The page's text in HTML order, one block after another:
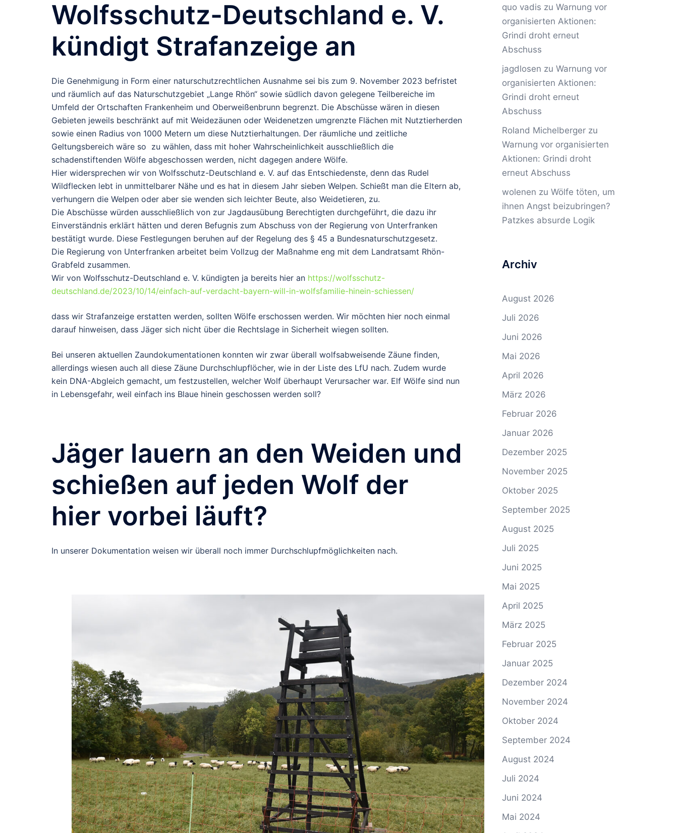
Wolfsschutz-Deutschland e. V.
kündigt Strafanzeige an
Die Genehmigung in Form einer naturschutzrechtlichen Ausnahme sei bis zum 9. November 2023 befristet
und räumlich auf das Naturschutzgebiet „Lange Rhön“ sowie südlich davon gelegene Teilbereiche im
Umfeld der Ortschaften Frankenheim und Oberweißenbrunn begrenzt. Die Abschüsse wären in diesen
Gebieten jeweils beschränkt auf mit Weidezäunen oder Weidenetzen umgrenzte Flächen mit Nutztierherden
sowie einen Radius von 1000 Metern um diese Nutztierhaltungen. Der räumliche und zeitliche
Geltungsbereich wäre so zu wählen, dass mit hoher Wahrscheinlichkeit ausschließlich die
schadenstiftenden Wölfe abgeschossen werden, nicht dagegen andere Wölfe.
Hier widersprechen wir von Wolfsschutz-Deutschland e. V. auf das Entschiedenste, denn das Rudel
Wildflecken lebt in unmittelbarer Nähe und es hat in diesem Jahr sieben Welpen. Schießt man die Eltern ab,
verhungern die Welpen oder aber sie wenden sich leichter Beute, also Weidetieren, zu.
Die Abschüsse würden ausschließlich von zur Jagdausübung Berechtigten durchgeführt, die dazu ihr
Einverständnis erklärt hätten und deren Befugnis zum Abschuss von der Regierung von Unterfranken
bestätigt wurde. Diese Festlegungen beruhen auf der Regelung des § 45 a Bundesnaturschutzgesetz.
Die Regierung von Unterfranken arbeitet beim Vollzug der Maßnahme eng mit dem Landratsamt Rhön-
Grabfeld zusammen.
Wir von Wolfsschutz-Deutschland e. V. kündigten ja bereits hier an https://wolfsschutz-
deutschland.de/2023/10/14/einfach-auf-verdacht-bayern-will-in-wolfsfamilie-hinein-schiessen/
dass wir Strafanzeige erstatten werden, sollten Wölfe erschossen werden. Wir möchten hier noch einmal
darauf hinweisen, dass Jäger sich nicht über die Rechtslage in Sicherheit wiegen sollten.
Bei unseren aktuellen Zaundokumentationen konnten wir zwar überall wolfsabweisende Zäune finden,
allerdings wiesen auch all diese Zäune Durchschlupflöcher, wie in der Liste des LfU nach. Zudem wurde
kein DNA-Abgleich gemacht, um festzustellen, welcher Wolf überhaupt Verursacher war. Elf Wölfe sind nun
in Lebensgefahr, weil einfach ins Blaue hinein geschossen werden soll?
Jäger lauern an den Weiden und
schießen auf jeden Wolf der
hier vorbei läuft?
In unserer Dokumentation weisen wir überall noch immer Durchschlupfmöglichkeiten nach.
quo vadis zu Warnung vor
organisierten Aktionen:
Grindi droht erneut
Abschuss
jagdlosen zu Warnung vor
organisierten Aktionen:
Grindi droht erneut
Abschuss
Roland Michelbergerzu
Warnung vor organisierten
Aktionen: Grindi droht
erneut Abschuss
wolenen zu Wölfe töten, um
ihnen Angst beizubringen?
Patzkes absurde Logik
Archiv
August 2026
Juli 2026
Juni 2026
Mai 2026
April 2026
März 2026
Februar 2026
Januar 2026
Dezember 2025
November 2025
Oktober 2025
September 2025
August 2025
Juli 2025
Juni 2025
Mai 2025
April 2025
März 2025
Februar 2025
Januar 2025
Dezember 2024
November 2024
Oktober 2024
September 2024
August 2024
Juli 2024
Juni 2024
Mai 2024